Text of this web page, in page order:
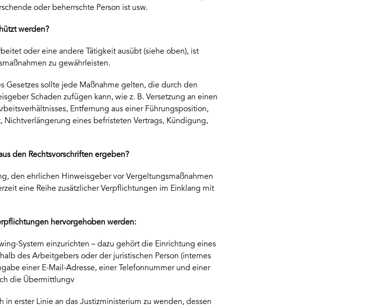
oder beherrschte Person ist usw.
werden?
oder eine andere Tätigkeit ausübt (siehe oben), ist
zu gewährleisten.
Gesetzes sollte jede Maßnahme gelten, die durch den
Schaden zufügen kann, wie z. B. Versetzung an einen
Entfernung aus einer Führungsposition,
Nichtverlängerung eines befristeten Vertrags, Kündigung,
den Rechtsvorschriften ergeben?
den ehrlichen Hinweisgeber vor Vergeltungsmaßnahmen
eine Reihe zusätzlicher Verpflichtungen im Einklang mit
hervorgehoben werden:
System einzurichten – dazu gehört die Einrichtung eines
des Arbeitgebers oder der juristischen Person (internes
einer E-Mail-Adresse, einer Telefonnummer und einer
die Übermittlungv
in erster Linie an das Justizministerium zu wenden, dessen